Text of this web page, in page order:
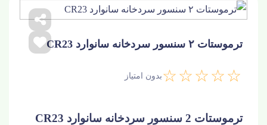
ترموستات ۲ سنسور سردخانه سانوارد CR23
☆☆☆☆☆ بدون امتیاز
ترموستات 2 سنسور سردخانه سانوارد CR23